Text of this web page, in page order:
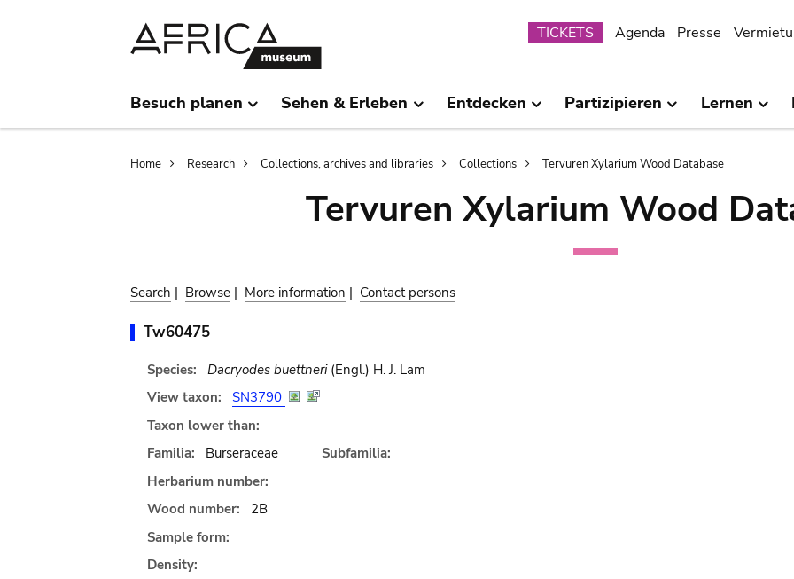
Submenu
TICKETS Agenda Presse
Besuch planen Sehen & Erleben Entdecken Partizipieren Lernen
Breadcrumb
Home Research Collections, archives and libraries Collections Tervuren Xylarium Wood Database
Tervuren Xylarium Wood
Search | Browse | More information | Contact persons
Tw60475
Species: Dacryodes buettneri(Engl.) H. J. Lam
View taxon:
SN3790
Taxon lower than:
Familia:
Burseraceae
Subfamilia:
Herbarium number:
Wood number:
2B
Sample form:
Density: